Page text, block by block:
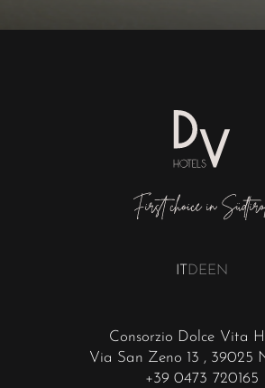
Consorzio Dolce Vita
Via San Zeno 13 , 39025
+39 0473 720165
DEEN